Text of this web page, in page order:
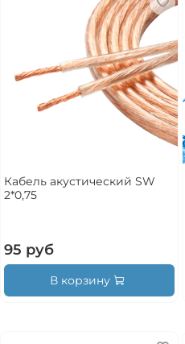
Кабель акустический SW
2*0,75
95 руб
В корзину